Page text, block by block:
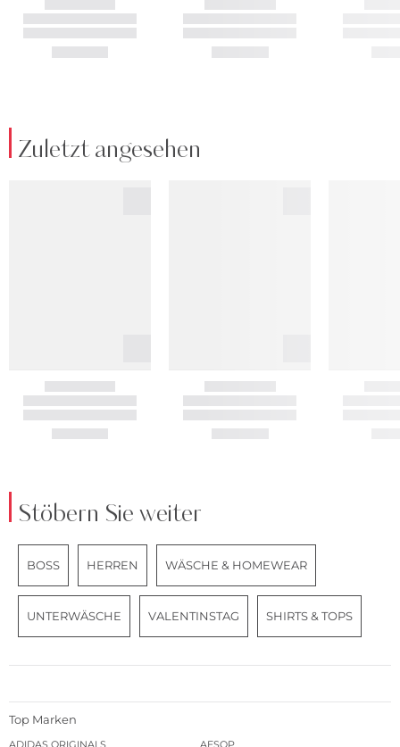
Zuletzt angesehen
Stöbern Sie weiter
Top Marken